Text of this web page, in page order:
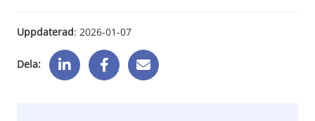
Uppdaterad: 2026-01-07
Dela: